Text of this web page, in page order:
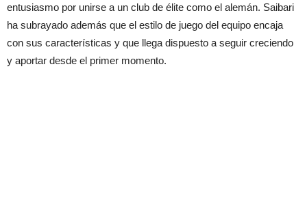
entusiasmo por unirse a un club de élite como el alemán. Saibari
ha subrayado además que el estilo de juego del equipo encaja
con sus características y que llega dispuesto a seguir creciendo
y aportar desde el primer momento.